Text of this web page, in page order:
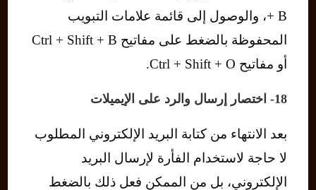
+ B، والوصول إلى قائمة علامات التبويب
المحفوظة بالضغط على مفاتيح Ctrl + Shift + B
أو مفاتيح Ctrl + Shift + O.
18- اختصار إرسال والرد على الإيميلات
بعد الانتهاء من كتابة البريد الإلكتروني المطلوب
لا حاجة لاستخدام الفأرة لإرسال البريد
الإلكتروني، بل من الممكن فعل ذلك بالضغط